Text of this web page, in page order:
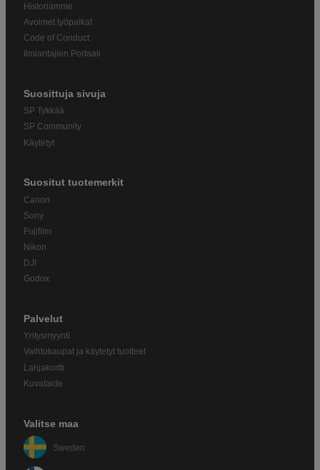
Historiamme
Avoimet työpaikat
Code of Conduct
Ilmiantajien Portaali
Suosittuja sivuja
SP Tykkää
SP Community
Käytetyt
Suositut tuotemerkit
Canon
Sony
Fujifilm
Nikon
DJI
Godox
Palvelut
Yritysmyynti
Vaihtokaupat ja käytetyt tuotteet
Lahjakortti
Kuvataide
Valitse maa
Sweden